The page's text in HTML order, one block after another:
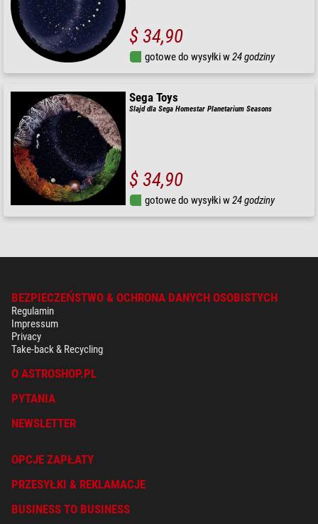
$ 34,90
gotowe do wysyłki w24 godziny
Sega Toys
Slajd dla Sega Homestar Planetarium Seasons
$ 34,90
gotowe do wysyłki w24 godziny
BEZPIECZEŃSTWO & OCHRONA DANYCH OSOBISTYCH
Regulamin
Impressum
Privacy
Take-back & Recycling
O ASTROSHOP.PL
PYTANIA
NEWSLETTER
OPCJE ZAPŁATY
PRZESYŁKI & REKLAMACJE
BUSINESS TO BUSINESS